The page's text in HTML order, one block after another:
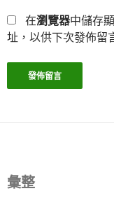
在瀏覽器中儲存
址，以供下次發佈留
彙整